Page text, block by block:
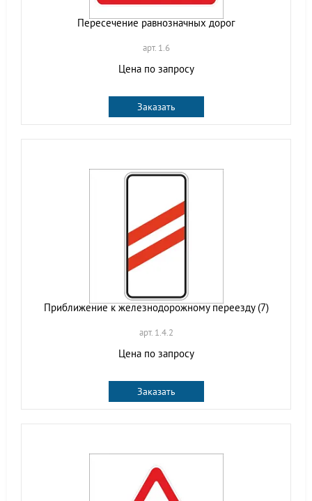
Пересечение равнозначных дорог
арт. 1.6
Цена по запросу
Заказать
Приближение к железнодорожному переезду (7)
арт. 1.4.2
Цена по запросу
Заказать